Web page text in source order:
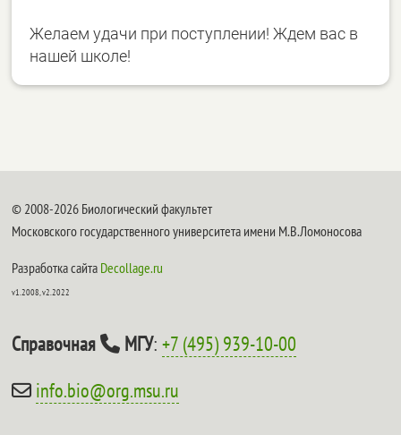
Желаем удачи при поступлении! Ждем вас в
нашей школе!
© 2008-2026 Биологический факультет
Московского государственного университета имени М.В.Ломоносова
Разработка сайта Decollage.ru
v1.2008, v2.2022
Справочная МГУ:+7 (495) 939-10-00
info.bio@org.msu.ru